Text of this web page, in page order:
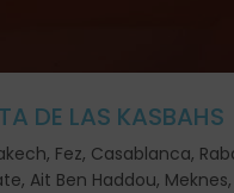
DE LAS KASBAHS
Fez, Casablanca,
Ait Ben Haddou,